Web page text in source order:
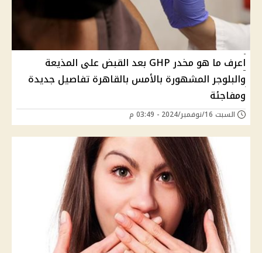
اعرف ما هو مخدر GHP بعد القبض على المذيعة
والبلوجر المشهورة بالأمس بالقاهرة تفاصيل جديدة
ومفاجئة
السبت 16/نوفمبر/2024 - 03:49 م